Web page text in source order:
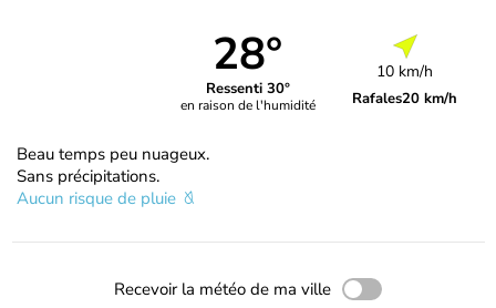
28°
Ressenti 30°
en raison de l'humidité
10 km/h
Rafales20 km/h
Beau temps peu nuageux.
Sans précipitations.
Aucun risque de pluie
Recevoir la météo de ma ville